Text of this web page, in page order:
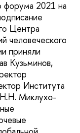
форума 2021 на
Центра
человеческого
приняли
Кузьминов,
Института
Н.Н. Миклухо-